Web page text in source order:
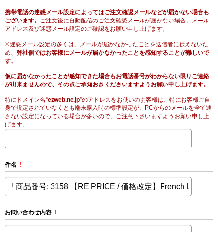
携帯電話の迷惑メール設定によってはご注文確認メールなどが届かない場合も
ございます。 ご注文後に自動配信のご注文確認メールが届かない場合、メール
アドレス及び迷惑メール設定のご確認をお願い申し上げます。
※迷惑メール設定の多くは、メールが届かなかったことを送信者に伝えないた
め、 弊社側ではお客様にメールが届かなかったことを感知することが難しいで
す。
仮に届かなかったことが感知できた場合もお電話番号がわからない限りご連絡
が出来ませんので、その点ご承知おきくださいますようお願い申し上げます。
特にドメイン名“ezweb.ne.jp”のアドレスをお使いのお客様は、特にお客様ご自
身で設定されていなくとも端末購入時の標準設定が、PCからのメールを全て通
さない設定になっている場合が多いので、ご注意下さいますようお願い申し上
げます。
件名 !
お問い合わせ内容 !